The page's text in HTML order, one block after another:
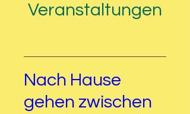
Veranstaltungen
Nach Hause
gehen zwischen